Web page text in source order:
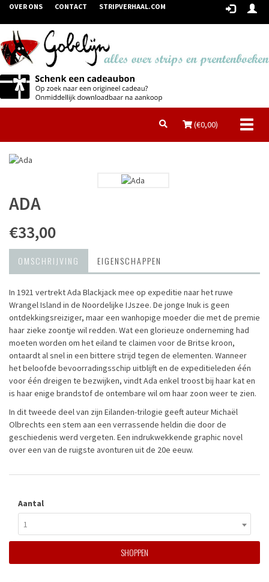
OVER ONS CONTACT STRIPVERHAAL.COM
(€0,00)
ADA
€33,00
OMSCHRIJVING EIGENSCHAPPEN
In 1921 vertrekt Ada Blackjack mee op expeditie naar het ruwe
Wrangel Island in de Noordelijke IJszee. De jonge Inuk is geen
ontdekkingsreiziger, maar een wanhopige moeder die met de premie
haar zieke zoontje wil redden. Wat een glorieuze onderneming had
moeten worden om het eiland te claimen voor de Britse kroon,
ontaardt al snel in een bittere strijd tegen de elementen. Wanneer
het beloofde bevoorradingsschip uitblijft en de expeditieleden één
voor één dreigen te bezwijken, vindt Ada enkel troost bij haar kat en
is haar enige brandstof de ontembare wil om haar zoon weer te zien.
In dit tweede deel van zijn Eilanden-trilogie geeft auteur Michaël
Olbrechts een stem aan een verrassende heldin die door de
geschiedenis werd vergeten. Een indrukwekkende graphic novel
over een van de ruigste avonturen uit de 20e eeuw.
Aantal
1
SHOPPEN